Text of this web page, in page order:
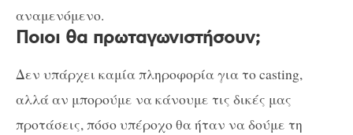
αναμενόμενο.
Ποιοι θα πρωταγωνιστήσουν;
Δεν υπάρχει καμία πληροφορία για το casting,
αλλά αν μπορούμε να κάνουμε τις δικές μας
προτάσεις, πόσο υπέροχο θα ήταν να δούμε τη